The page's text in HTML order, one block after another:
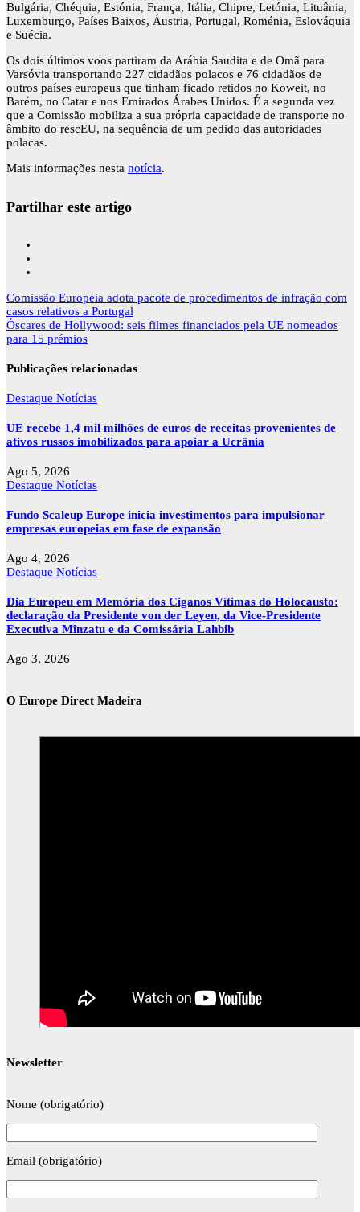
Bulgária, Chéquia, Estónia, França, Itália, Chipre, Letónia, Lituânia,
Luxemburgo, Países Baixos, Áustria, Portugal, Roménia, Eslováquia
e Suécia.
Os dois últimos voos partiram da Arábia Saudita e de Omã para
Varsóvia transportando 227 cidadãos polacos e 76 cidadãos de
outros países europeus que tinham ficado retidos no Koweit, no
Barém, no Catar e nos Emirados Árabes Unidos. É a segunda vez
que a Comissão mobiliza a sua própria capacidade de transporte no
âmbito do rescEU, na sequência de um pedido das autoridades
polacas.
Mais informações nesta notícia.
Partilhar este artigo
Navegação
de
artigos
Comissão Europeia adota pacote de procedimentos de infração com
casos relativos a Portugal
Óscares de Hollywood: seis filmes financiados pela UE nomeados
para 15 prémios
Publicações relacionadas
Destaque Notícias
UE recebe 1,4 mil milhões de euros de receitas provenientes de
ativos russos imobilizados para apoiar a Ucrânia
Ago 5, 2026
Destaque Notícias
Fundo Scaleup Europe inicia investimentos para impulsionar
empresas europeias em fase de expansão
Ago 4, 2026
Destaque Notícias
Dia Europeu em Memória dos Ciganos Vítimas do Holocausto:
declaração da Presidente von der Leyen, da Vice-Presidente
Executiva Mînzatu e da Comissária Lahbib
Ago 3, 2026
O Europe Direct Madeira
Newsletter
Nome (obrigatório)
Email (obrigatório)